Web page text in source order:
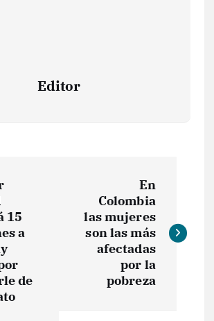
Editor
15
a
de
En
Colombia
las mujeres
son las más
afectadas
por la
pobreza